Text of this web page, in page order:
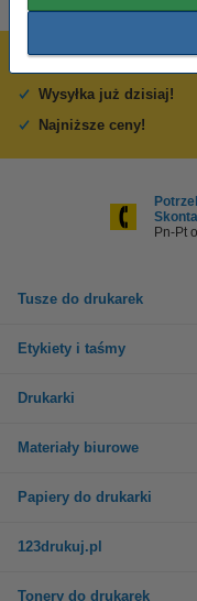
Wysyłka już dzisiaj!
Najniższe ceny!
Pn-Pt
Tusze do drukarek
Etykiety i taśmy
Drukarki
Materiały biurowe
Papiery do drukarki
123drukuj.pl
Tonery do drukarek